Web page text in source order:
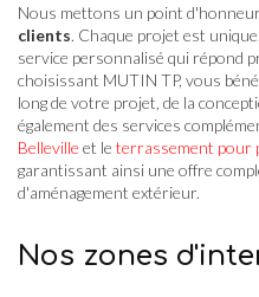
Nous mettons un point
clients. Chaque projet est
service personnalisé qui répond
choisissant MUTIN TP, vous
long de votre projet, de la
également des services
Belleville et le terrassement pour
garantissant ainsi une offre
d'aménagement extérieur.
Nos zones